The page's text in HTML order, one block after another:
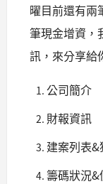
曜目前還有兩
筆現金增資，
訊，來分享給
公司簡介
財報資訊
建案列表
籌碼狀況&